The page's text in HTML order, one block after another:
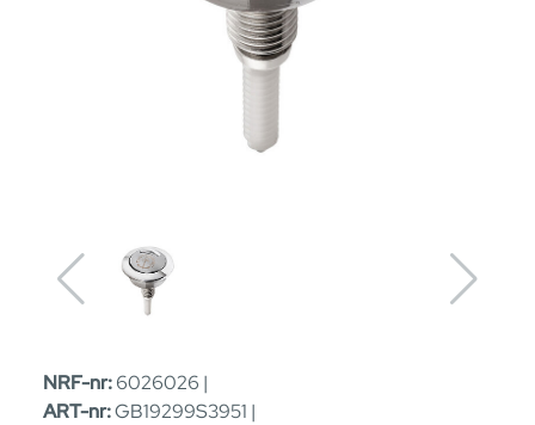
NRF-nr:6026026 |
ART-nr:GB19299S3951 |